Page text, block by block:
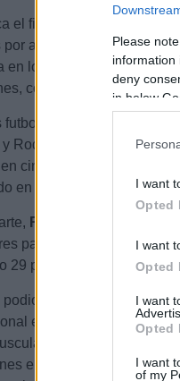
Please
information
deny
in below
I want
Opted
I want
Opted
I want
Opted
I want
of my
el final de temporada,
por abandono de muchos
en los valores de
con más jugadores
futbolistas superaron los 3
y Rodrygo Goes. El croata
cinco jornadas
en 30 días de 2,6
Rodrygo
partidos ligueros del
29 puntos en total. Se ha
podio de futbolistas que
español ya está
y volverá a los
en abril. Otros